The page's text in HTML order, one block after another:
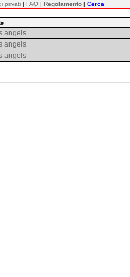
privati | FAQ | Regolamento | Cerca
angels
angels
angels